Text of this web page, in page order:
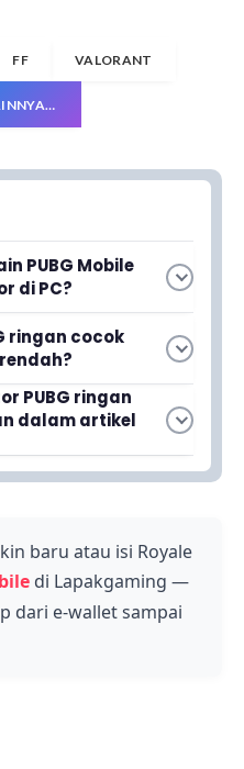
FF VALORANT
PUBG Mobile
di PC?
bisa menikmati
yang lebih
tetap stabil
spesifikasi
akan terasa
bermain di
ringan cocok
khusus untuk
spesifikasi rendah
keras. Kamu
dengan performa
PUBG ringan
dalam artikel
4 emulator
performa dan
bermain yang
baru atau isi Royale
di Lapakgaming —
dari e-wallet sampai